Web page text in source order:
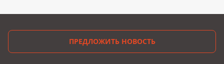
ПРЕДЛОЖИТЬ НОВОСТЬ